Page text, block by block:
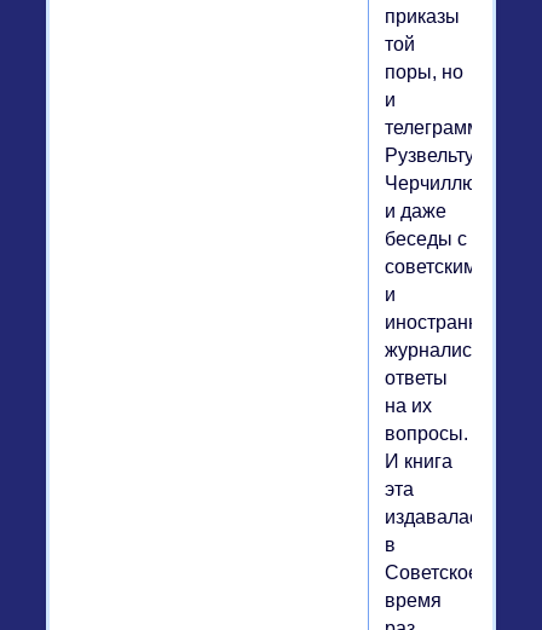
приказы
той
поры, но
и
телеграммы
Рузвельту,
Черчиллю,
и даже
беседы с
советскими
и
иностранными
журналистами,
ответы
на их
вопросы.
И книга
эта
издавалась
в
Советское
время